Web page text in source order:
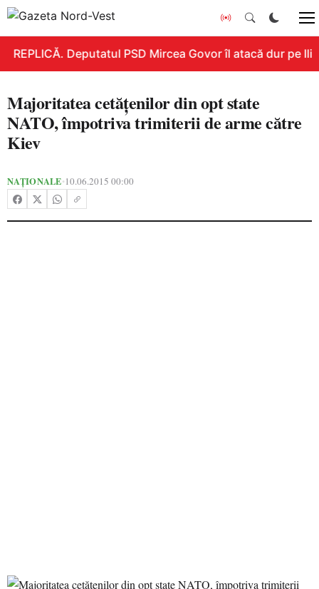
REPLICĂ. Deputatul PSD Mircea Govor îl atacă dur pe
Majoritatea cetățenilor din opt state
NATO, împotriva trimiterii de arme către
Kiev
NAȚIONALE•10.06.2015 00:00